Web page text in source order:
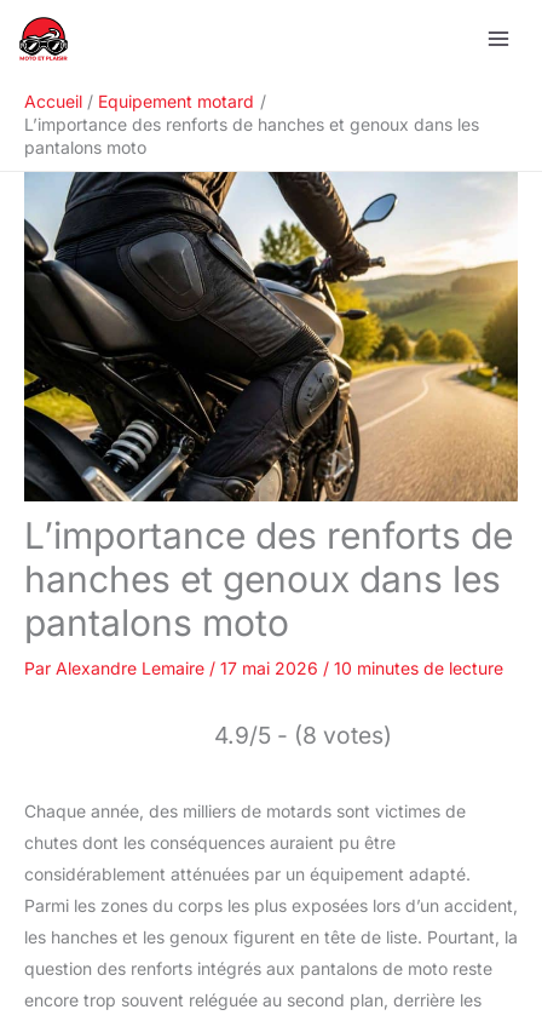
Accueil
Equipement motard
L’importance des renforts de hanches et genoux dans les
pantalons moto
L’importance des renforts de
hanches et genoux dans les
pantalons moto
Par Alexandre Lemaire / 17 mai 2026 / 10 minutes de lecture
4.9/5 - (8 votes)
Chaque année, des milliers de motards sont victimes de
chutes dont les conséquences auraient pu être
considérablement atténuées par un équipement adapté.
Parmi les zones du corps les plus exposées lors d’un accident,
les hanches et les genoux figurent en tête de liste. Pourtant, la
question des renforts intégrés aux pantalons de moto reste
encore trop souvent reléguée au second plan, derrière les
R
e
h
e
c
h